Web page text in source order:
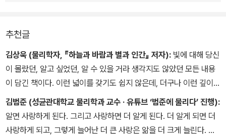
추천글
김상욱 (물리학자, 『하늘과 바람과 별과 인간』 저자): 빛에 대해 당신
이 몰랐던, 알고 싶었던, 알 수 있을 거라 생각지도 않았던 모든 내용
이 담긴 책이다. 이런 넓이를 갖기도 쉽지 않은데, 더구나 이런 깊이라
니! 빛 박사에 의한, 빛에 대한, 빛나는 책이다.
김범준 (성균관대학교 물리학과 교수 · 유튜브 ‘범준에 물리다’ 진행):
알면 사랑하게 된다. 그리고 사랑하면 더 알게 된다. 더 알게 되면 더
사랑하게 되고, 그렇게 늘어난 더 큰 사랑은 앎을 더 크게 늘린다. 물